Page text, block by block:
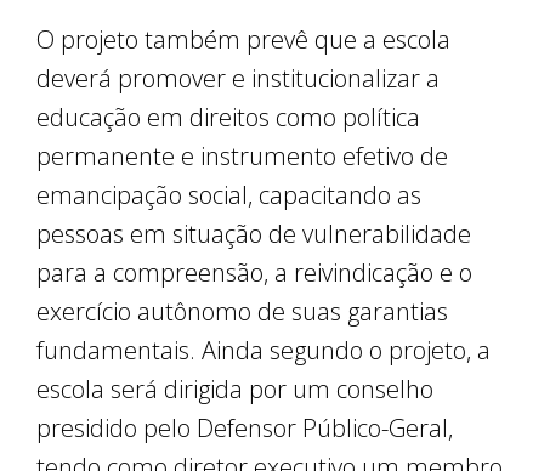
O projeto também prevê que a escola
deverá promover e institucionalizar a
educação em direitos como política
permanente e instrumento efetivo de
emancipação social, capacitando as
pessoas em situação de vulnerabilidade
para a compreensão, a reivindicação e o
exercício autônomo de suas garantias
fundamentais. Ainda segundo o projeto, a
escola será dirigida por um conselho
presidido pelo Defensor Público-Geral,